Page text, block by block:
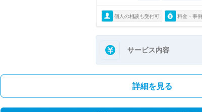
個人の相談も受付可 料金・事
サービス内容
詳細を見る